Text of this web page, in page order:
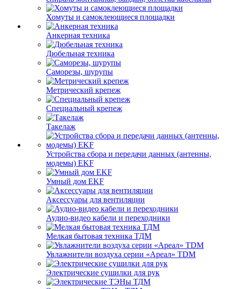
Хомуты и самоклеющиеся площадки
Анкерная техника
Дюбельная техника
Саморезы, шурупы
Метрический крепеж
Специальный крепеж
Такелаж
Устройства сбора и передачи данных (антенны,
модемы) EKF
Умный дом EKF
Аксессуары для вентиляции
Аудио-видео кабели и переходники
Мелкая бытовая техника ТДМ
Увлажнители воздуха серии «Ареал» TDM
Электрические сушилки для рук